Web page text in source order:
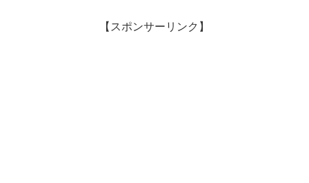
【スポンサーリンク】